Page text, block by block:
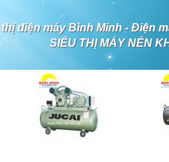
điện máy Bình Minh - Điện
SIÊU THỊ MÁY NÉN